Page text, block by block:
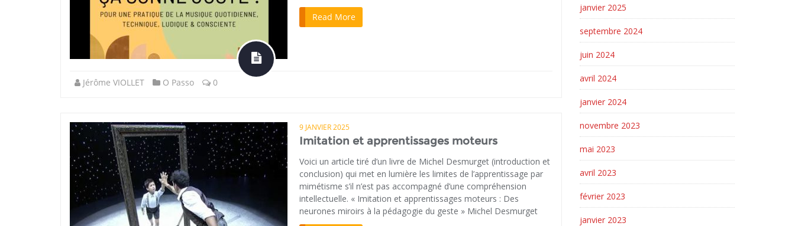
Read More
Jérôme VIOLLET O Passo 0
9 JANVIER 2025
Imitation et apprentissages moteurs
Voici un article tiré d’un livre de Michel Desmurget (introduction et
conclusion) qui met en lumière les limites de l’apprentissage par
mimétisme s’il n’est pas accompagné d’une compréhension
intellectuelle. « Imitation et apprentissages moteurs : Des
neurones miroirs à la pédagogie du geste » Michel Desmurget
janvier 2025
septembre 2024
juin 2024
avril 2024
janvier 2024
novembre 2023
mai 2023
avril 2023
février 2023
janvier 2023